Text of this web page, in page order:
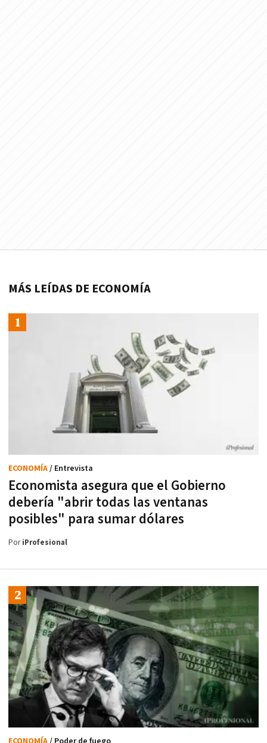
MÁS LEÍDAS DE ECONOMÍA
Economista asegura que el Gobierno
debería "abrir todas las ventanas
posibles" para sumar dólares
ECONOMÍA/ Entrevista
PoriProfesional